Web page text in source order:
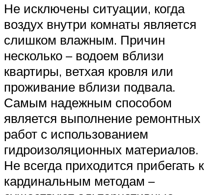
Не исключены ситуации, когда
воздух внутри комнаты является
слишком влажным. Причин
несколько – водоем вблизи
квартиры, ветхая кровля или
проживание вблизи подвала.
Самым надежным способом
является выполнение ремонтных
работ с использованием
гидроизоляционных материалов.
Не всегда приходится прибегать к
кардинальным методам –